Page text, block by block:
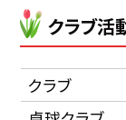
クラブ活
クラブ